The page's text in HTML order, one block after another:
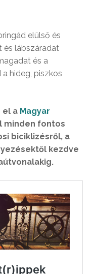
elülső és
és lábszáradat
és a
hideg, piszkos
el a Magyar
minden fontos
biciklizésről, a
kezdve